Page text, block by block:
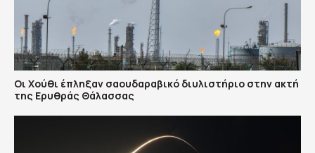
Οι Χούθι έπληξαν σαουδαραβικό διυλιστήριο στην ακτή
της Ερυθράς Θάλασσας